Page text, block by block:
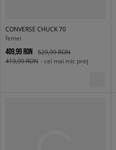
CONVERSE CHUCK 70
femei
409,99 RON
529,99 RON
419,99 RON - cel mai mic preț